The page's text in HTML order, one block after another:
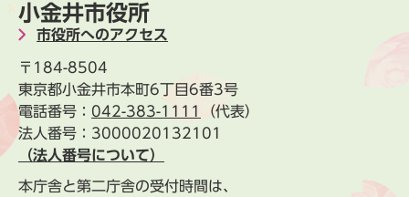
小金井市役所
市役所へのアクセス
〒184-8504
東京都小金井市本町6丁目6番3号
電話番号： 042-383-1111
（代表）
法人番号：3000020132101
（法人番号について）
本庁舎と第二庁舎の受付時間は、